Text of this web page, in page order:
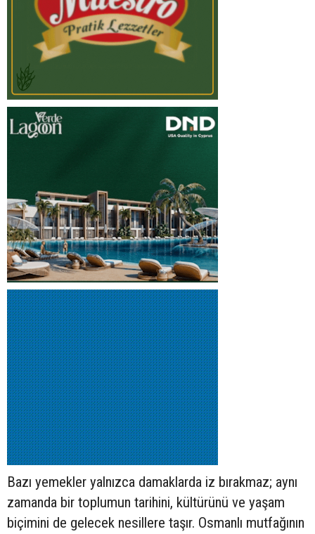
Bazı yemekler yalnızca damaklarda iz bırakmaz; aynı
zamanda bir toplumun tarihini, kültürünü ve yaşam
biçimini de gelecek nesillere taşır. Osmanlı mutfağının